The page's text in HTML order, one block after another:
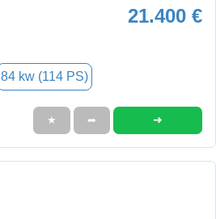
21.400 €
84 kw (114 PS)
★ ➦ ➜